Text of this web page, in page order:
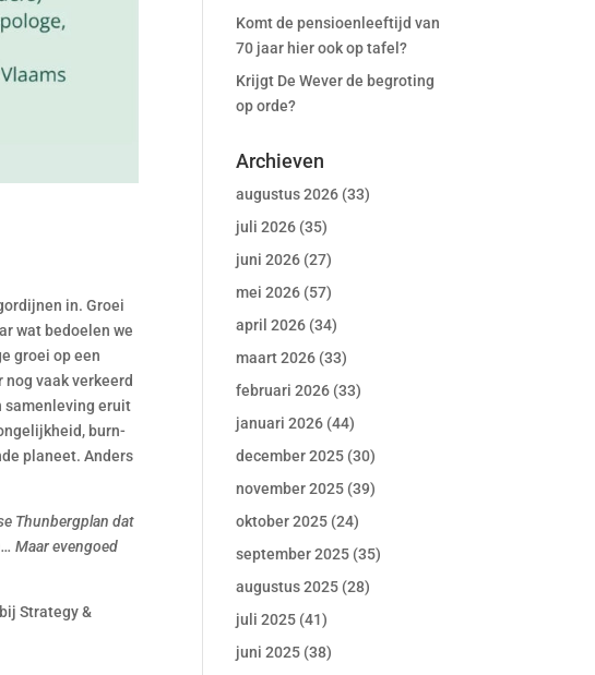
in. Groei
wat bedoelen we
groei op een
vaak verkeerd
samenleving eruit
burn-
planeet. Anders
Thunbergplan dat
Maar evengoed
Strategy &
Komt de pensioenleeftijd van
70 jaar hier ook op tafel?
Krijgt De Wever de begroting
op orde?
Archieven
augustus 2026 (33)
juli 2026 (35)
juni 2026 (27)
mei 2026 (57)
april 2026 (34)
maart 2026 (33)
februari 2026 (33)
januari 2026 (44)
december 2025 (30)
november 2025 (39)
oktober 2025 (24)
september 2025 (35)
augustus 2025 (28)
juli 2025 (41)
juni 2025 (38)